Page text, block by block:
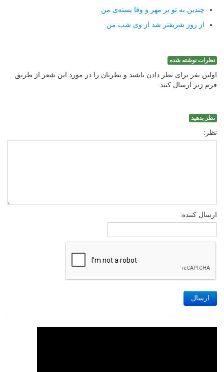
چندین به تو بر مهر و وفا بسته‌ی من
از روز شریفتر شد از وی شب من
نظرات نوشته شده
اولین نفر برای نظر دادن باشید و نظرتان را در مورد این شعر از طریق
فرم زیر ارسال کنید.
نظر بدهید
نظر:
ارسال کننده:
ارسال